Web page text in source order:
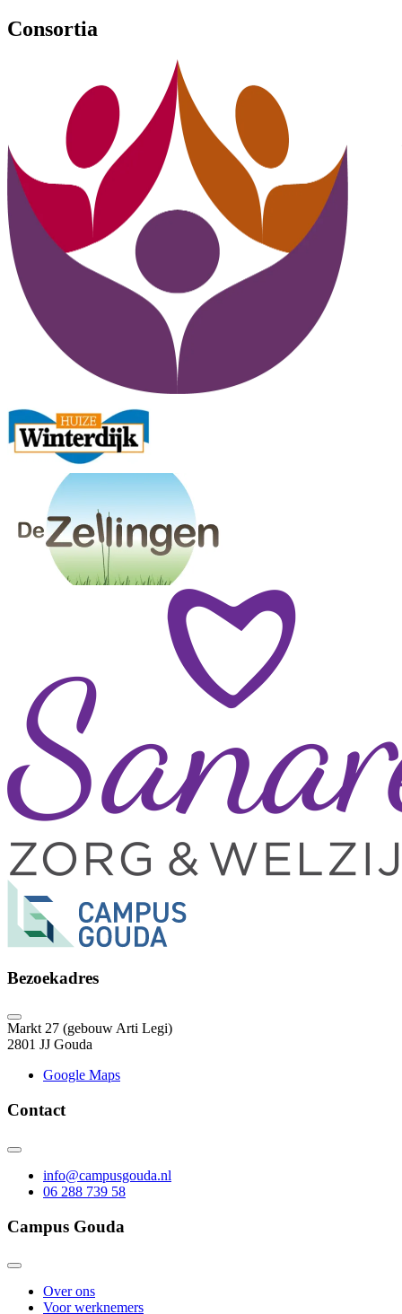
Consortia
Bezoekadres
Markt 27 (gebouw Arti Legi)
2801 JJ Gouda
Google Maps
Contact
info@campusgouda.nl
06 288 739 58
Campus Gouda
Over ons
Voor werknemers